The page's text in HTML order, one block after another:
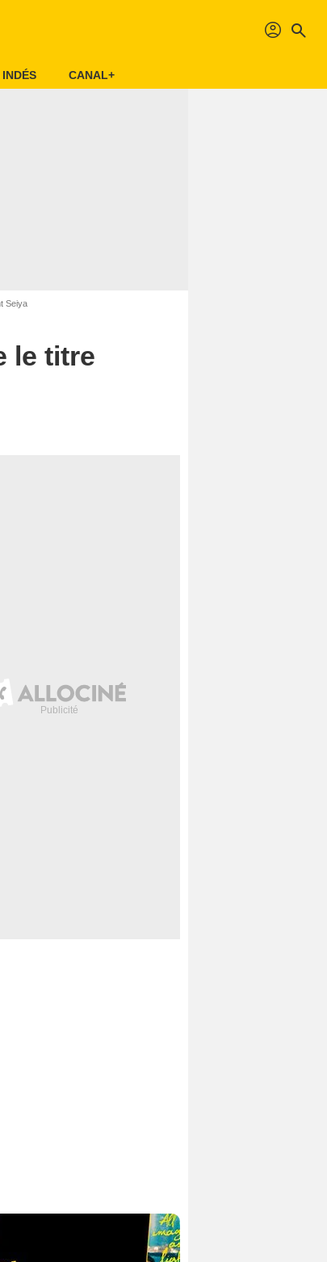
profil search
CANAL+
Seiya
le titre